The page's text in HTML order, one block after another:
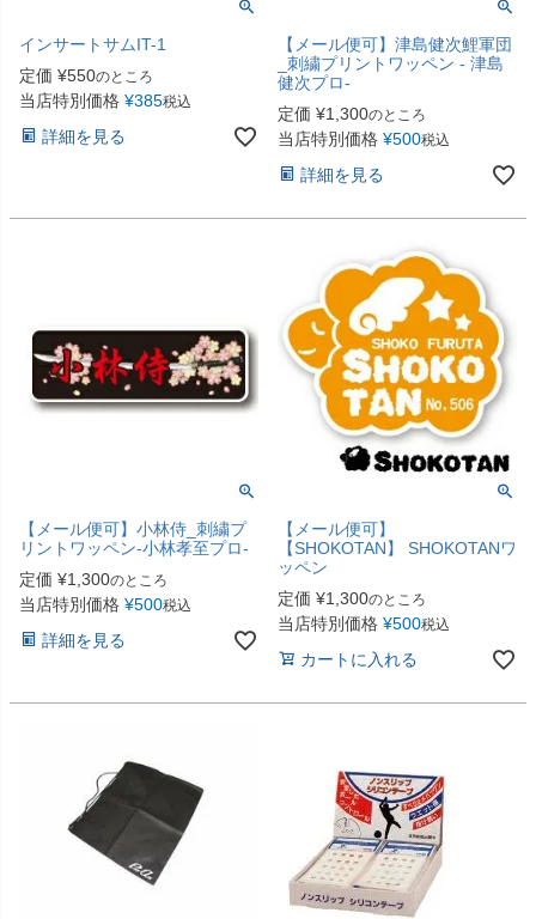
インサートサムIT-1
定価 ¥550のところ
当店特別価格 ¥385税込
詳細を見る
【メール便可】津島健次鯉軍団
_刺繍プリントワッペン - 津島
健次プロ-
定価 ¥1,300のところ
当店特別価格 ¥500税込
詳細を見る
【メール便可】小林侍_刺繍プ
リントワッペン-小林孝至プロ-
定価 ¥1,300のところ
当店特別価格 ¥500税込
詳細を見る
【メール便可】
【SHOKOTAN】 SHOKOTANワ
ッペン
定価 ¥1,300のところ
当店特別価格 ¥500税込
カートに入れる